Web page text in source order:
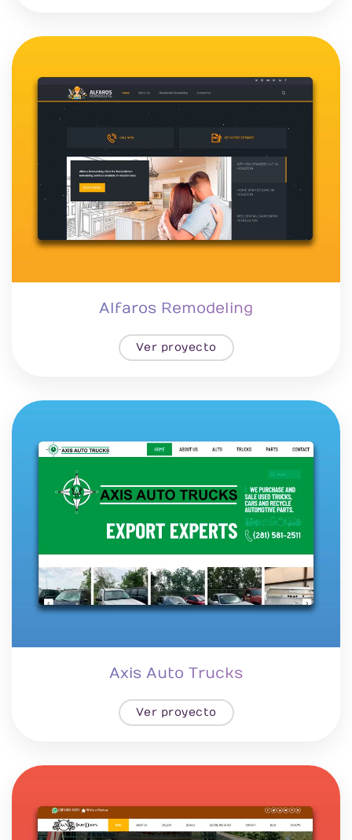
Alfaros Remodeling
Ver proyecto
Axis Auto Trucks
Ver proyecto